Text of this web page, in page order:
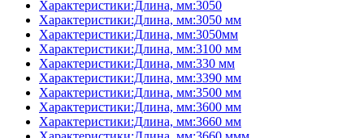
Характеристики:Длина, мм:3050
Характеристики:Длина, мм:3050 мм
Характеристики:Длина, мм:3050мм
Характеристики:Длина, мм:3100 мм
Характеристики:Длина, мм:330 мм
Характеристики:Длина, мм:3390 мм
Характеристики:Длина, мм:3500 мм
Характеристики:Длина, мм:3600 мм
Характеристики:Длина, мм:3660 мм